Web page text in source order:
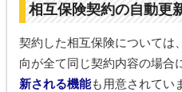
相互保険契約の自動更
契約した相互保険については
向が全て同じ契約内容の場合
新される機能も用意されてい